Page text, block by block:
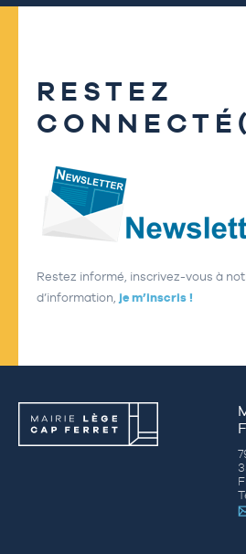
RESTEZ
Restez informé, inscrivez-vous à
d’information, je m’inscris !